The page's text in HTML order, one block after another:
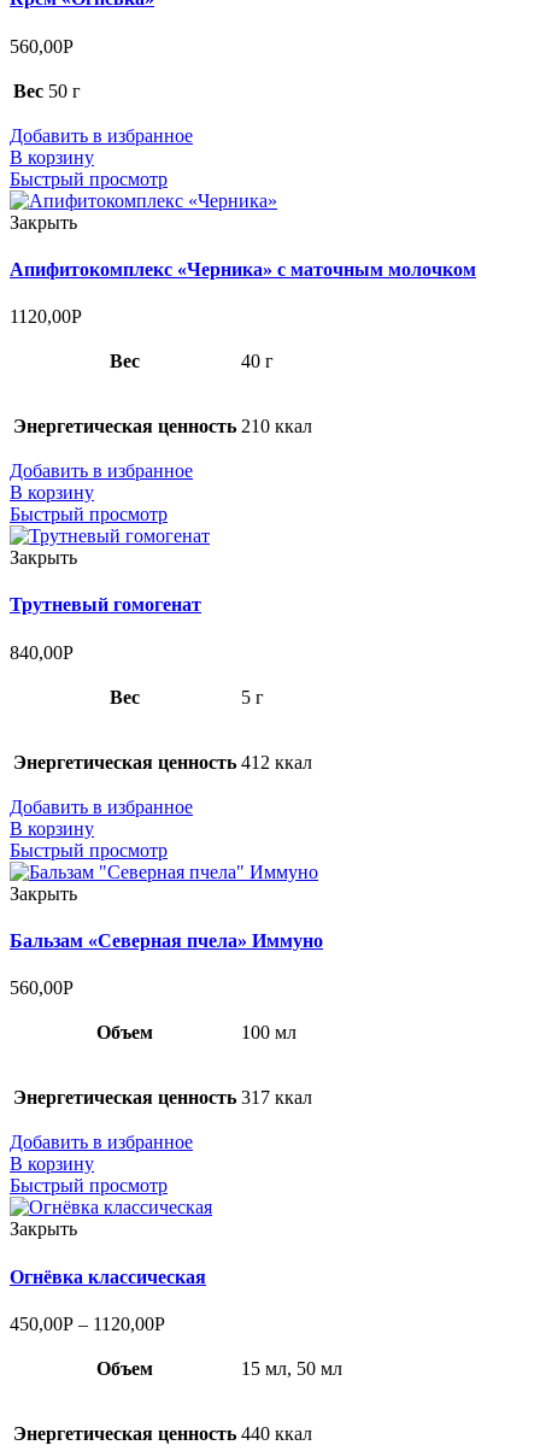
560,00Р
Вес 50 г
Добавить в избранное
В корзину
Быстрый просмотр
Закрыть
Апифитокомплекс «Черника» с маточным молочком
1120,00Р
Вес 40 г
Энергетическая ценность 210 ккал
Добавить в избранное
В корзину
Быстрый просмотр
Закрыть
Трутневый гомогенат
840,00Р
Вес 5 г
Энергетическая ценность 412 ккал
Добавить в избранное
В корзину
Быстрый просмотр
Закрыть
Бальзам «Северная пчела» Иммуно
560,00Р
Объем 100 мл
Энергетическая ценность 317 ккал
Добавить в избранное
В корзину
Быстрый просмотр
Закрыть
Огнёвка классическая
450,00Р – 1120,00Р
Объем 15 мл, 50 мл
Энергетическая ценность 440 ккал